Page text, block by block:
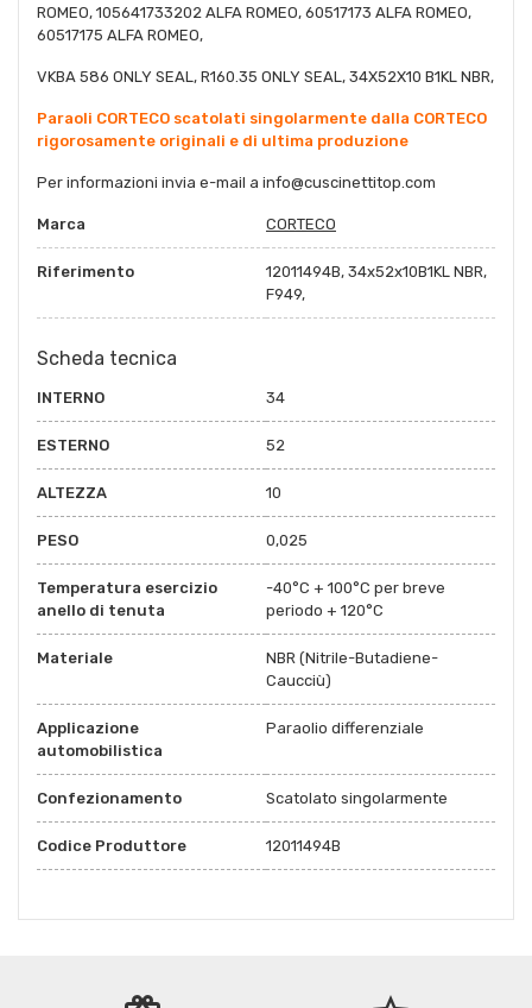
ROMEO, 105641733202 ALFA ROMEO, 60517173 ALFA ROMEO,
60517175 ALFA ROMEO,
VKBA 586 ONLY SEAL, R160.35 ONLY SEAL, 34X52X10 B1KL NBR,
Paraoli CORTECO scatolati singolarmente dalla CORTECO
rigorosamente originali e di ultima produzione
Per informazioni invia e-mail a info@cuscinettitop.com
Marca CORTECO
Riferimento
12011494B, 34x52x10B1KL NBR,
F949,
Scheda tecnica
INTERNO 34
ESTERNO 52
ALTEZZA 10
PESO 0,025
Temperatura esercizio
anello di tenuta
-40°C + 100°C per breve
periodo + 120°C
Materiale
NBR (Nitrile-Butadiene-
Caucciù)
Applicazione
automobilistica
Paraolio differenziale
Confezionamento Scatolato singolarmente
Codice Produttore 12011494B